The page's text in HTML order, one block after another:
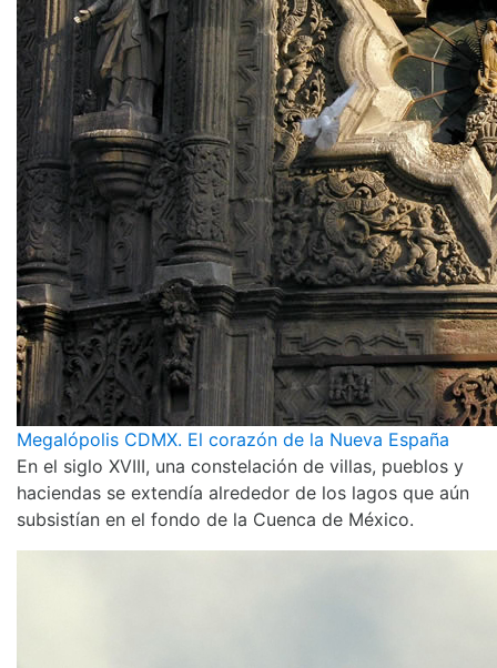
Megalópolis CDMX. El corazón de la Nueva España
En el siglo XVIII, una constelación de villas, pueblos y
haciendas se extendía alrededor de los lagos que aún
subsistían en el fondo de la Cuenca de México.